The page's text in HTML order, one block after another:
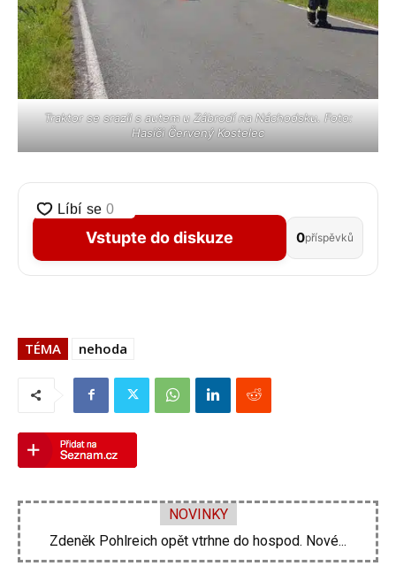
Traktor se srazil s autem u Zábrodí na Náchodsku. Foto:
Hasiči Červený Kostelec
Vstupte do diskuze 0příspěvků
TÉMA nehoda
NOVINKY
Michal Suchánek ukázal vynález, jak se ochladit...